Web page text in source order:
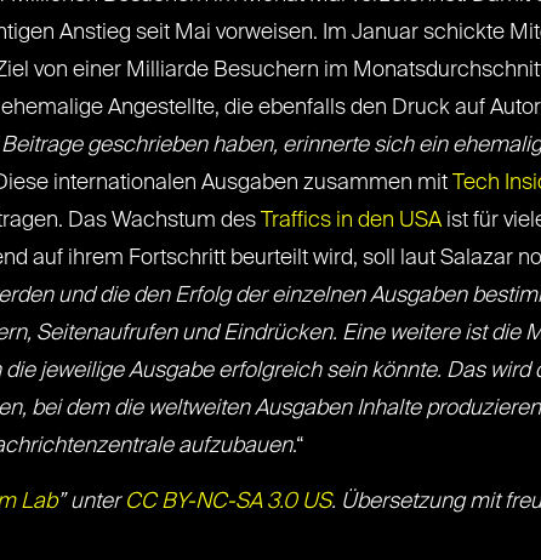
Anstieg seit Mai vorweisen. Im Januar schickte
von einer Milliarde Besuchern im
Angestellte, die ebenfalls den Druck auf
Beitrage geschrieben haben, erinnerte sich ein
internationalen Ausgaben zusammen mit Tech
Das Wachstum des Traffics in den USAist für
auf ihrem Fortschritt beurteilt wird, soll laut Salazar
und die den Erfolg der einzelnen Ausgaben
Seitenaufrufen und Eindrücken. Eine weitere ist die
jeweilige Ausgabe erfolgreich sein könnte. Das wird
bei dem die weltweiten Ausgaben Inhalte
aufzubauen.“
Lab” unter CC BY-NC-SA 3.0 US. Übersetzung mit